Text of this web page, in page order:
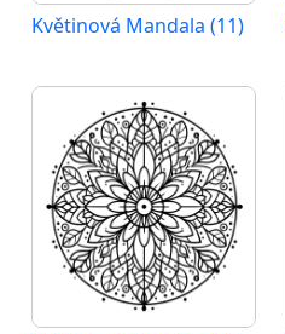
Květinová Mandala (11)